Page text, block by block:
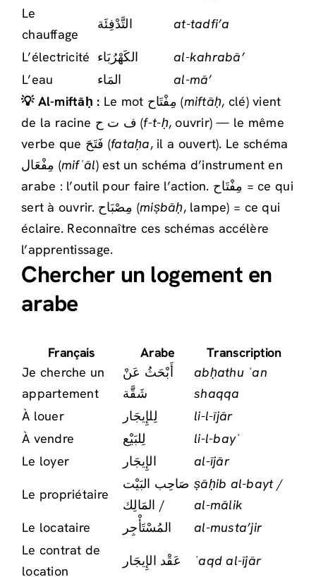
Le
chauffage
التَّدْفِئَة at-tadfi’a
L’électricité الكَهْرُبَاء
al-kahrabā’
L’eau
المَاء
al-mā’
💡 Al-miftāḥ :
Le mot مِفْتَاح (miftāḥ, clé) vient
de la racine ف ت ح (f-t-ḥ, ouvrir) — le même
verbe que فَتَحَ (fataḥa, il a ouvert). Le schéma
مِفْعَال (mifʿāl) est un schéma d’instrument en
arabe : l’outil pour faire l’action. مِفْتَاح = ce qui
sert à ouvrir. مِصْبَاح (miṣbāḥ, lampe) = ce qui
éclaire. Reconnaître ces schémas accélère
l’apprentissage.
Chercher un logement en
arabe
Français Arabe
Transcription
Je cherche un
appartement
أَبْحَثُ عَنْ
شَقَّة
abḥathu ʿan
shaqqa
À louer
لِلإِيجَار
li-l-ījār
À vendre
لِلبَيْع
li-l-bayʿ
Le loyer
الإِيجَار al-ījār
Le propriétaire
صَاحِب البَيْت
/ المَالِك
ṣāḥib al-bayt /
al-mālik
Le locataire
المُسْتَأْجِر
al-musta’jir
Le contrat de
location
عَقْد الإِيجَار ʿaqd al-ījār